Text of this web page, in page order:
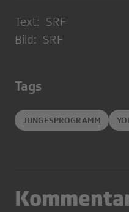
Text: SRF
Bild: SRF
Tags
JUNGESPROGRAMM